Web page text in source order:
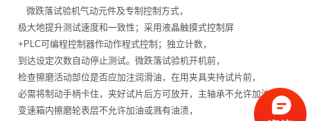
微跌落试验机气动元件及专制控制方式，
极大地提升测试速度和一致性；采用液晶触摸式控制屏
+PLC可编程控制器作动作程式控制；独立计数，
到达设定次数自动停止测试。微跌落试验机开机前，
检查擦磨活动部位是否应加注润滑油，在用夹具夹持试片前，
必需将制动手柄卡住，夹好试片后方可放开，主轴承不允许加油。
变速箱内擦磨轮表层不允许加油或溅有油渍，